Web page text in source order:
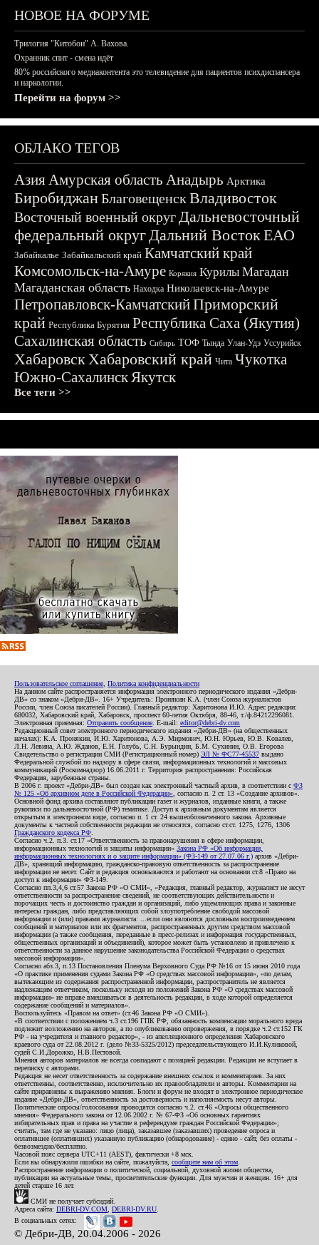
НОВОЕ НА ФОРУМЕ
Трилогия "Китобои" А. Вахова.
Охранник спит - смена идёт
80% российского медиаконтента это телевидение для пациентов психдиспансера
и наркологии.
Перейти на форум >>
ОБЛАКО ТЕГОВ
АзияАмурская область Анадырь Арктика
БиробиджанБлаговещенскВладивосток
Восточный военный округДальневосточный
федеральный округДальний ВостокЕАО
Забайкалье Забайкальский край Камчатский край
Комсомольск-на-Амуре Корякия Курилы Магадан
Магаданская область Находка Николаевск-на-Амуре
Петропавловск-КамчатскийПриморский
край Республика Бурятия Республика Саха (Якутия)
Сахалинская область Сибирь ТОФ Тында Улан-Удэ Уссурийск
ХабаровскХабаровский край Чита Чукотка
Южно-СахалинскЯкутск
Все теги >>
Пользовательское соглашение Политика конфиденциальности
На данном сайте распространяется информация электронного периодического издания «Дебри-
ДВ» со знаком «Дебри-ДВ». 16+ Учредитель: Пронякин К.А. (член Союза журналистов
России, член Союза писателей России). Главный редактор: Харитонова И.Ю. Адрес редакции:
680032, Хабаровский край, Хабаровск, проспект 60-летия Октября, 88-46, т./ф.84212296081.
Электронная приемная: Отправить сообщение . E-mail: editor@debri-dv.com
Редакционный совет электронного периодического издания «Дебри-ДВ» (на общественных
началах): К.А. Пронякин, И.Ю. Харитонова, А.Э. Мирмович, Ю.Н. Юрьев, Ю.В. Ковалев,
Л.Н. Левина, А.Ю. Жданов, Е.Н. Голубь, С.Н. Бурындин, Б.М. Сухинин, О.В. Егорова
Свидетельство о регистрации СМИ (Регистрационный номер) ЭЛ № ФС77-45537 выдано
Федеральной службой по надзору в сфере связи, информационных технологий и массовых
коммуникаций (Роскомнадзор) 16.06.2011 г. Территория распространения: Российская
Федерация, зарубежные страны.
В 2006 г. проект «Дебри-ДВ» был создан как электронный частный архив, в соответствии с ФЗ
№ 125 «Об архивном деле в Российской Федерации» , согласно п. 2 ст. 13 «Создание архивов».
Основной фонд архива составляют публикации газет и журналов, изданные книги, а также
рукописи по дальневосточной (РФ) тематике. Доступ к архивным документам является
открытым в электронном виде, согласно п. 1 ст. 24 вышеобозначенного закона. Архивные
документы к частной собственности редакции не относятся, согласно ст.ст. 1275, 1276, 1306
Гражданского кодекса РФ
Согласно ч.2. п.3. ст.17 «Ответственность за правонарушения в сфере информации,
информационных технологий и защиты информации» Закона РФ «Об информации,
информационных технологиях и о защите информации» (ФЗ-149 от 27.07.06 г.) архив «Дебри-
ДВ», хранящий информацию, гражданско-правовую ответственность за распространение
информации не несет. Сайт и редакция основываются и работают на основании ст.8 «Право на
доступ к информации» ФЗ-149.
Согласно пп.3,4,6 ст.57 Закона РФ «О СМИ», «Редакция, главный редактор, журналист не несут
ответственности за распространение сведений, не соответствующих действительности и
порочащих честь и достоинство граждан и организаций, либо ущемляющих права и законные
интересы граждан, либо представляющих собой злоупотребление свободой массовой
информации и (или) правами журналиста: ...если они являются дословным воспроизведением
сообщений и материалов или их фрагментов, распространенных другим средством массовой
информации (а также сообщения, переданные в пресс-релизах и информация государственных,
общественных организаций и объединений), которое может быть установлено и привлечено к
ответственности за данное нарушение законодательства Российской Федерации о средствах
массовой информации».
Согласно абз.3, п.13 Постановления Пленума Верховного Суда РФ №16 от 15 июня 2010 года
«О практике применения судами Закона РФ «О средствах массовой информации», «по делам,
вытекающим из содержания распространенной информации, распространитель не является
надлежащим ответчиком, поскольку исходя из положений Закона РФ «О средствах массовой
информации» не вправе вмешиваться в деятельность редакции, в ходе которой определяется
содержание сообщений и материалов».
Воспользуйтесь «Правом на ответ» (ст.46 Закона РФ «О СМИ»).
«В соответствии с положением ч.3 ст.196 ГПК РФ, обязанность компенсации морального вреда
подлежит возложению на авторов, а по опубликованию опровержения, в порядке ч.2 ст.152 ГК
РФ - на учредителя и главного редактор», - из апелляционного определения Хабаровского
краевого суда от 22.08.2012 г. (дело №33-5325/2012) председательствующего И.И.Куликовой,
судей С.И.Дорожко, Н.В.Пестовой.
Мнения авторов материалов не всегда совпадают с позицией редакции. Редакция не вступает в
переписку с авторами.
Редакция не несет ответственность за содержание внешних ссылок и комментариев. За них
ответственны, соответственно, исключительно их правообладатели и авторы. Комментарии на
сайте приравнены к выражению мнения. Блоги и форум не входят в электронное периодическое
издание «Дебри-ДВ», ответственность за достоверность и наполняемость несут авторы.
Политические опросы/голосования проводятся согласно ч.2. ст.46 «Опросы общественного
мнения» Федерального закона от 12.06.2002 г. № 67-ФЗ «Об основных гарантиях
избирательных прав и права на участие в референдуме граждан Российской Федерации»;
считать, там где не указано: лицо (лица), заказавшее (заказавших) проведение опроса и
оплатившее (оплативших) указанную публикацию (обнародование) - едино - сайт, без оплаты -
безвозмездно/бесплатно.
Часовой пояс сервера UTC+11 (AEST), фактически +8 мск.
Если вы обнаружили ошибки на сайте, пожалуйста, сообщите нам об этом
Распространение информации о политической, социальной, духовной жизни общества,
публикации на актуальные темы, просветительские функции. Для мужчин и женщин. 16+ для
детей старше 16 лет.
СМИ не получает субсидий.
Адреса сайта: DEBRI-DV.COM DEBRI-DV.RU
В социальных сетях:
© Дебри-ДВ, 20.04.2006 - 2026